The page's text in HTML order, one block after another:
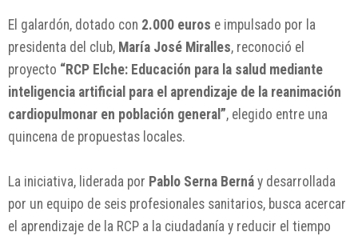
El galardón, dotado con 2.000 euros e impulsado por la
presidenta del club, María José Miralles, reconoció el
proyecto “RCP Elche: Educación para la salud mediante
inteligencia artificial para el aprendizaje de la reanimación
cardiopulmonar en población general”, elegido entre una
quincena de propuestas locales.
La iniciativa, liderada por Pablo Serna Berná y desarrollada
por un equipo de seis profesionales sanitarios, busca acercar
el aprendizaje de la RCP a la ciudadanía y reducir el tiempo